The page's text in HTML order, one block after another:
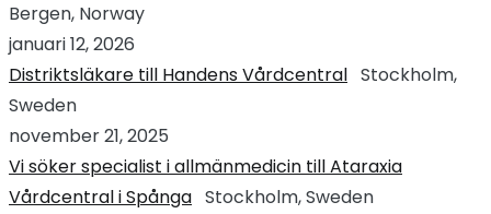
Bergen, Norway
januari 12, 2026
Distriktsläkare till Handens Vårdcentral Stockholm,
Sweden
november 21, 2025
Vi söker specialist i allmänmedicin till Ataraxia
Vårdcentral i Spånga Stockholm, Sweden